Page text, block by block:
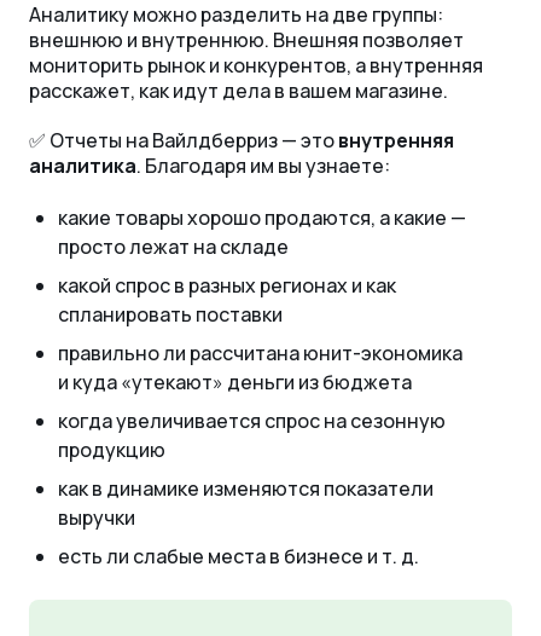
Аналитику можно разделить на две группы:
внешнюю и внутреннюю. Внешняя позволяет
мониторить рынок и конкурентов, а внутренняя
расскажет, как идут дела в вашем магазине.
✅ Отчеты на Вайлдберриз — этовнутренняя
аналитика. Благодаря им вы узнаете:
какие товары хорошо продаются, а какие —
просто лежат на складе
какой спрос в разных регионах и как
спланировать поставки
правильно ли рассчитана юнит-экономика
и куда «‎утекают» ‎деньги из бюджета
когда увеличивается спрос на сезонную
продукцию
как в динамике изменяются показатели
выручки
есть ли слабые места в бизнесе и т. д.